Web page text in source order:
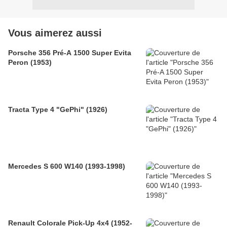
Vous aimerez aussi
Porsche 356 Pré-A 1500 Super Evita
Peron (1953)
Tracta Type 4 "GePhi" (1926)
Mercedes S 600 W140 (1993-1998)
Renault Colorale Pick-Up 4x4 (1952-